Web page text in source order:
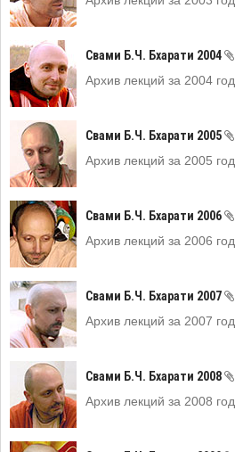
Свами Б.Ч. Бхарати 2004
Архив лекций за 2004 год
Свами Б.Ч. Бхарати 2005
Архив лекций за 2005 год
Свами Б.Ч. Бхарати 2006
Архив лекций за 2006 год
Свами Б.Ч. Бхарати 2007
Архив лекций за 2007 год
Свами Б.Ч. Бхарати 2008
Архив лекций за 2008 год